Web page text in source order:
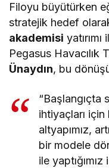
Filoyu büyütürken
stratejik hedef
akademisi
Pegasus Havacılık
Ünaydın, bu
“Başlangıçta
ihtiyaçları
altyapımız,
bir modele
ile